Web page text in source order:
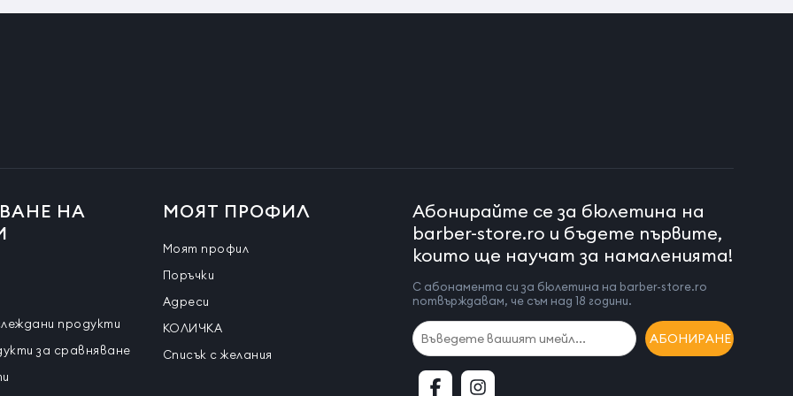
от доставчика.
лица и 24 месеца за физически лица.
НА
продукти
за сравняване
МОЯТ ПРОФИЛ
Моят профил
Поръчки
Адреси
КОЛИЧКА
Списък с желания
Абонирайте се за бюлетина на
barber-store.ro и бъдете първите,
които ще научат за намаленията!
С абонамента си за бюлетина на barber-store.ro
потвърждавам, че съм над 18 години.
АБОНИРАНЕ